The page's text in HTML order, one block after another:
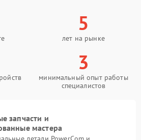
5
лет на рынке
3
минимальный опыт работы
специалистов
запчасти и
мастера